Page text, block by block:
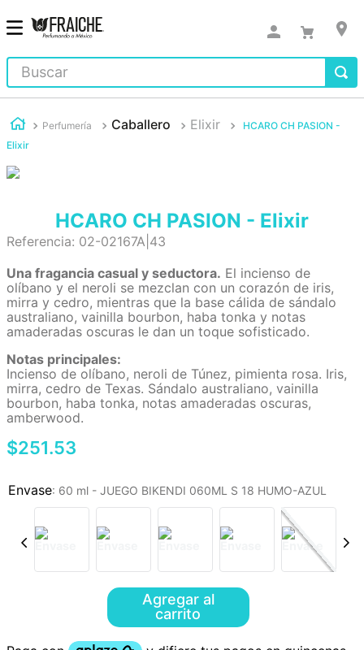
Buscar
Perfumería Caballero Elixir
HCARO CH PASION -
Elixir
HCARO CH PASION - Elixir
Referencia: 02-02167A|43
Una fragancia casual y seductora. El incienso de
olíbano y el neroli se mezclan con un corazón de iris,
mirra y cedro, mientras que la base cálida de sándalo
australiano, vainilla bourbon, haba tonka y notas
amaderadas oscuras le dan un toque sofisticado.
Notas principales:
Incienso de olíbano, neroli de Túnez, pimienta rosa. Iris,
mirra, cedro de Texas. Sándalo australiano, vainilla
bourbon, haba tonka, notas amaderadas oscuras,
amberwood.
$251.53
: 60 ml - JUEGO BIKENDI 060ML S 18 HUMO-AZUL
Agregar al
carrito